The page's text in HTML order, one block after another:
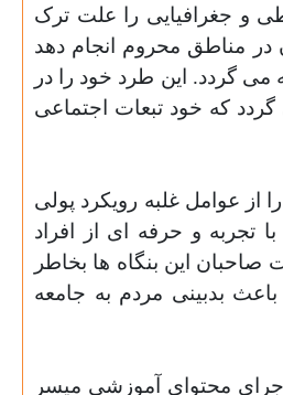
می خواهند عوامل محیطی و جغرافیایی را علت ترک
در مناطق محروم انجام دهد
می گردد. این طرد خود را در
که خود تبعات اجتماعی
عوامل غلبه رویکرد پولی
تجربه و حرفه ای از افراد
صاحبان این بنگاه ها بخاطر
بدبینی مردم به جامعه
محتوای آموزشی میسر